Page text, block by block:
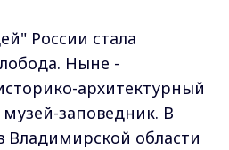
России стала
Ныне -
архитектурный
заповедник. В
Владимирской области